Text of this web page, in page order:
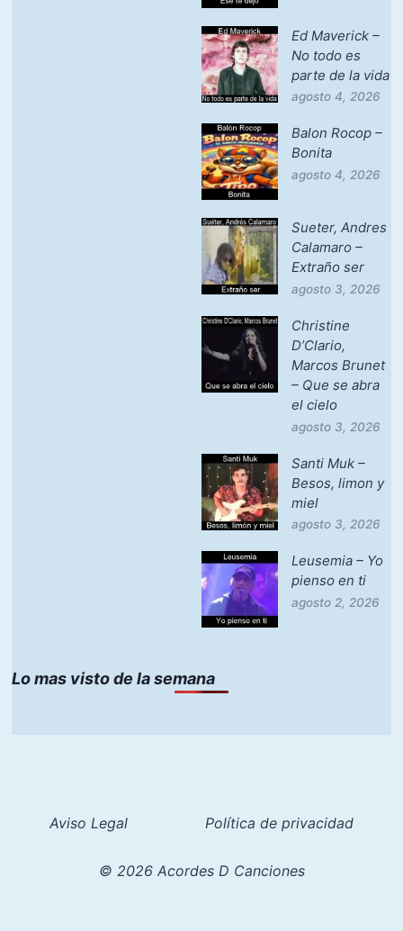
Ed Maverick –
No todo es
parte de la vida
agosto 4, 2026
Balon Rocop –
Bonita
agosto 4, 2026
Sueter, Andres
Calamaro –
Extraño ser
agosto 3, 2026
Christine
D’Clario,
Marcos Brunet
– Que se abra
el cielo
agosto 3, 2026
Santi Muk –
Besos, limon y
miel
agosto 3, 2026
Leusemia – Yo
pienso en ti
agosto 2, 2026
Lo mas visto de la semana
Aviso Legal Política de privacidad
© 2026 Acordes D Canciones